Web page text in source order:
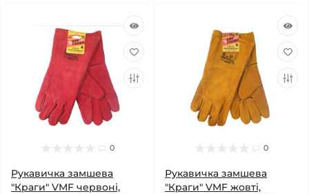
0
Рукавичка замшева
"Краги" VMF червоні,
0
Рукавичка замшева
"Краги" VMF жовті,